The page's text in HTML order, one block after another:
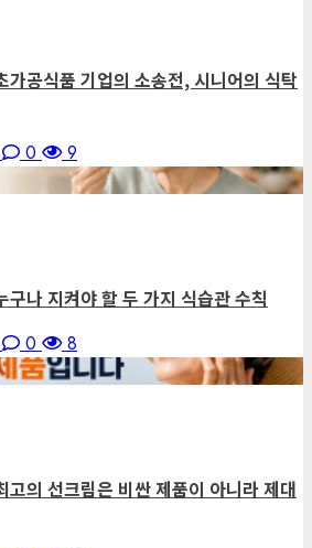
공식품 기업의 소송전, 시니어의 식탁
0
9
나 지켜야 할 두 가지 식습관 수칙
0
8
의 선크림은 비싼 제품이 아니라 제대